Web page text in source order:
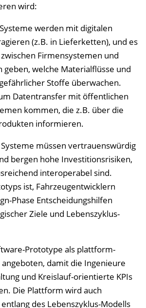
wird:
werden mit digitalen
(z.B. in Lieferketten), und es
Firmensystemen und
geben, welche Materialflüsse und
Stoffe überwachen.
Datentransfer mit öffentlichen
kommen, die z.B. über die
informieren.
müssen vertrauenswürdig
bergen hohe Investitionsrisiken,
interoperabel sind.
ist, Fahrzeugentwicklern
Phase Entscheidungshilfen
Ziele und Lebenszyklus-
Prototype als plattform-
damit die Ingenieure
und Kreislauf-orientierte KPIs
Die Plattform wird auch
des Lebenszyklus-Modells